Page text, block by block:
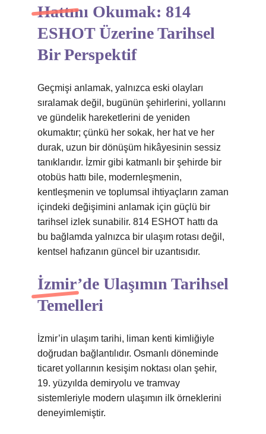
Hattını Okumak: 814
ESHOT Üzerine Tarihsel
Bir Perspektif
Geçmişi anlamak, yalnızca eski olayları
sıralamak değil, bugünün şehirlerini, yollarını
ve gündelik hareketlerini de yeniden
okumaktır; çünkü her sokak, her hat ve her
durak, uzun bir dönüşüm hikâyesinin sessiz
tanıklarıdır. İzmir gibi katmanlı bir şehirde bir
otobüs hattı bile, modernleşmenin,
kentleşmenin ve toplumsal ihtiyaçların zaman
içindeki değişimini anlamak için güçlü bir
tarihsel izlek sunabilir. 814 ESHOT hattı da
bu bağlamda yalnızca bir ulaşım rotası değil,
kentsel hafızanın güncel bir uzantısıdır.
İzmir’de Ulaşımın Tarihsel
Temelleri
İzmir’in ulaşım tarihi, liman kenti kimliğiyle
doğrudan bağlantılıdır. Osmanlı döneminde
ticaret yollarının kesişim noktası olan şehir,
19. yüzyılda demiryolu ve tramvay
sistemleriyle modern ulaşımın ilk örneklerini
deneyimlemiştir.